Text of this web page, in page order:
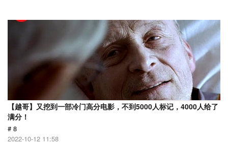
【越哥】又挖到一部冷门高分电影，不到5000人标记，4000人给了
满分！
# 8
2022-10-12 11:58